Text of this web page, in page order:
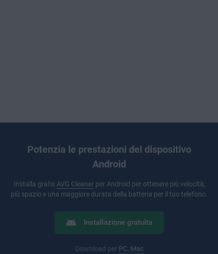
Potenzia le prestazioni del dispositivo
Android
Installa gratisAVG Cleanerper Android per ottenere più velocità,
più spazio e una maggiore durata della batteria per il tuo telefono.
Installazione gratuita
Download per PC, Mac